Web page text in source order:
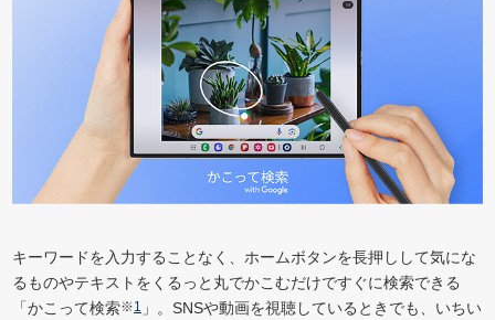
キーワードを入力することなく、ホームボタンを長押しして気にな
るものやテキストをくるっと丸でかこむだけですぐに検索できる
「かこって検索※1 」。SNSや動画を視聴しているときでも、いちい